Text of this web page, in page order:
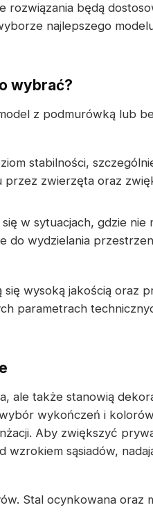
rozwiązania będą
najlepszego
wybrać?
z podmurówką lub
stabilności,
przez zwierzęta oraz
w sytuacjach, gdzie nie
do wydzielania
wysoką jakością oraz
parametrach
ale także stanowią
wykończeń i
Aby zwiększyć
wzrokiem sąsiadów,
Stal ocynkowana oraz